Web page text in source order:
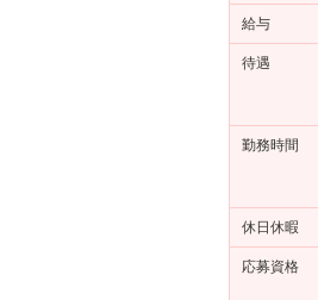
給与
待遇
勤務時間
休日休暇
応募資格